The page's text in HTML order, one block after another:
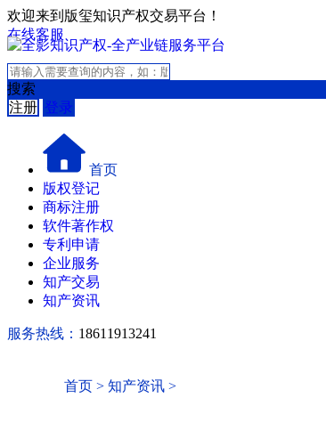
欢迎来到版玺知识产权交易平台！
在线客服
搜索
注册 登录
首页
版权登记
商标注册
软件著作权
专利申请
企业服务
知产交易
知产资讯
服务热线： 18611913241
首页 > 知产资讯 >